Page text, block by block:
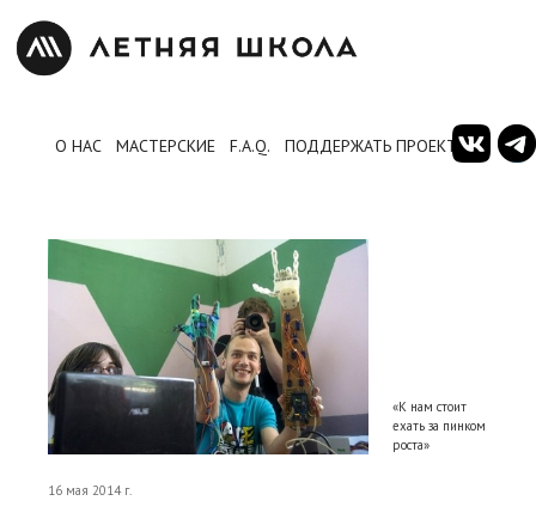
О НАС МАСТЕРСКИЕ F.A.Q. ПОДДЕРЖАТЬ ПРОЕКТ
«К нам стоит
ехать за пинком
роста»
16 мая 2014 г.